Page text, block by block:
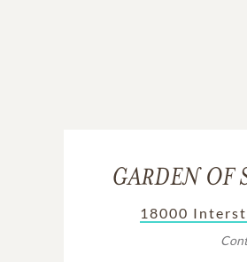
GARDEN OF
18000